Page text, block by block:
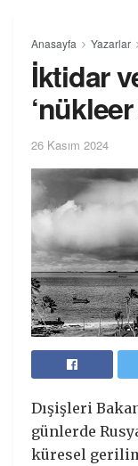
Anasayfa Yazarlar
İktidar
‘nükleer
26 Kasım 2024
Dışişleri
günlerde
küresel